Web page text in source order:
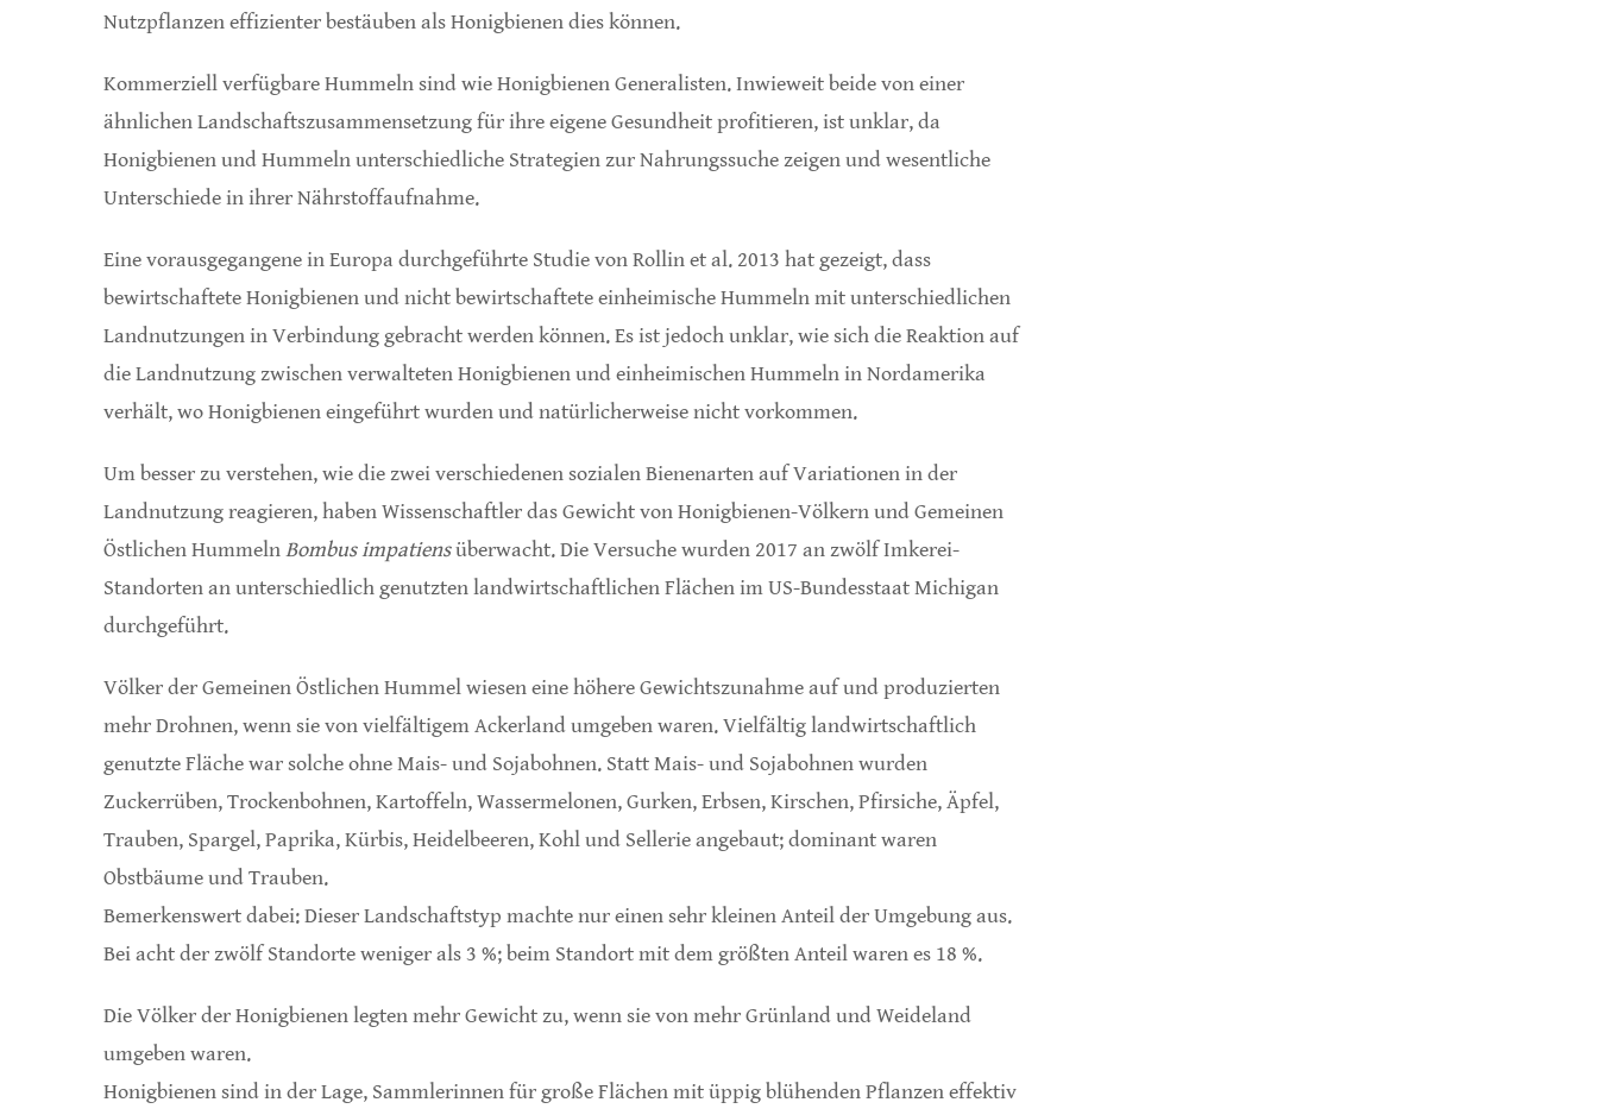
Nutzpflanzen effizienter bestäuben als Honigbienen dies können.
Kommerziell verfügbare Hummeln sind wie Honigbienen Generalisten. Inwieweit beide von einer
ähnlichen Landschaftszusammensetzung für ihre eigene Gesundheit profitieren, ist unklar, da
Honigbienen und Hummeln unterschiedliche Strategien zur Nahrungssuche zeigen und wesentliche
Unterschiede in ihrer Nährstoffaufnahme.
Eine vorausgegangene in Europa durchgeführte Studie von Rollin et al. 2013 hat gezeigt, dass
bewirtschaftete Honigbienen und nicht bewirtschaftete einheimische Hummeln mit unterschiedlichen
Landnutzungen in Verbindung gebracht werden können. Es ist jedoch unklar, wie sich die Reaktion auf
die Landnutzung zwischen verwalteten Honigbienen und einheimischen Hummeln in Nordamerika
verhält, wo Honigbienen eingeführt wurden und natürlicherweise nicht vorkommen.
Um besser zu verstehen, wie die zwei verschiedenen sozialen Bienenarten auf Variationen in der
Landnutzung reagieren, haben Wissenschaftler das Gewicht von Honigbienen-Völkern und Gemeinen
Östlichen HummelnBombus impatiensüberwacht. Die Versuche wurden 2017 an zwölf Imkerei-
Standorten an unterschiedlich genutzten landwirtschaftlichen Flächen im US-Bundesstaat Michigan
durchgeführt.
Völker der Gemeinen Östlichen Hummel wiesen eine höhere Gewichtszunahme auf und produzierten
mehr Drohnen, wenn sie von vielfältigem Ackerland umgeben waren. Vielfältig landwirtschaftlich
genutzte Fläche war solche ohne Mais- und Sojabohnen. Statt Mais- und Sojabohnen wurden
Zuckerrüben, Trockenbohnen, Kartoffeln, Wassermelonen, Gurken, Erbsen, Kirschen, Pfirsiche, Äpfel,
Trauben, Spargel, Paprika, Kürbis, Heidelbeeren, Kohl und Sellerie angebaut; dominant waren
Obstbäume und Trauben.
Bemerkenswert dabei: Dieser Landschaftstyp machte nur einen sehr kleinen Anteil der Umgebung aus.
Bei acht der zwölf Standorte weniger als 3 %; beim Standort mit dem größten Anteil waren es 18 %.
Die Völker der Honigbienen legten mehr Gewicht zu, wenn sie von mehr Grünland und Weideland
umgeben waren.
Honigbienen sind in der Lage, Sammlerinnen für große Flächen mit üppig blühenden Pflanzen effektiv